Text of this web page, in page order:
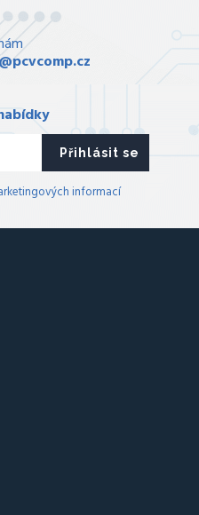
Přihlásit se
informací